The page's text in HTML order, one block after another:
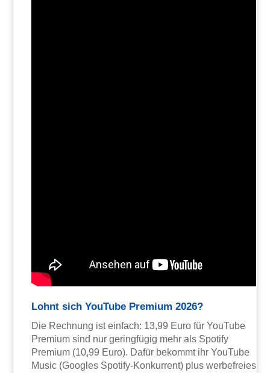
Lohnt sich YouTube Premium 2026?
Die Rechnung ist einfach: 13,99 Euro für YouTube
Premium sind nur geringfügig mehr als Spotify
Premium (10,99 Euro). Dafür bekommt ihr YouTube
Music (Googles Spotify-Konkurrent) plus werbefreies